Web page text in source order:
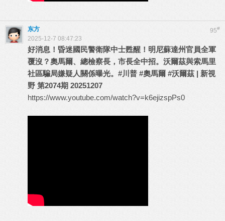
95#
东方
2025-12-7 08:47:23
好消息！昏迷國民警衛隊中士甦醒！明尼蘇達州官員全軍
覆沒？奧馬爾、總檢察長，市長全中招。沃爾茲與索馬里
社區騙局嫌疑人關係曝光。 #川普 #奧馬爾 #沃爾茲 | 新視
野 第2074期 20251207
https://www.youtube.com/watch?v=k6ejizspPs0